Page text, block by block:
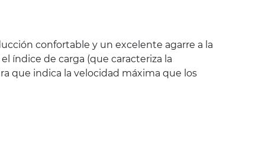
confortable y un excelente agarre a la
índice de carga (que caracteriza la
que indica la velocidad máxima que los